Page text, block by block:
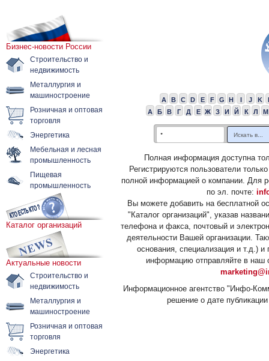
Бизнес-новости России
Строительство и
недвижимость
Металлургия и
машиностроение
Розничная и оптовая
торговля
Энергетика
Мебельная и лесная
промышленность
Пищевая
промышленность
Каталог организаций
Актуальные новости
Строительство и
недвижимость
Металлургия и
машиностроение
Розничная и оптовая
торговля
Энергетика
A B C D E F G H I J K
А
Б В Г Д Е Ж З И Й К Л М
Полная информация доступна
Регистрируются пользователи
полной информацией о компании. Для
по эл. почте:
Вы можете добавить на бесплатной
"Каталог организаций", указав
телефона и факса, почтовый и
деятельности Вашей организации.
основания, специализация и т.д.)
информацию отправляйте в наш
Информационное агентство "Инфо-
решение о дате